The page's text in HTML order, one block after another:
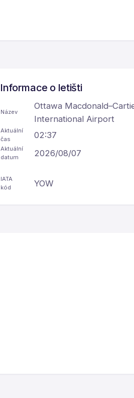
Informace o letišti
Název
Ottawa
International Airport
Aktuální
čas
02:37
Aktuální
datum
2026/08/07
IATA
kód
YOW